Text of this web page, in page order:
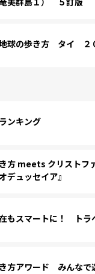
球の歩き方 タイ ２
ンキング
方 meets クリストフ
デュッセイア』
もスマートに！ トラ
方アワード みんなで